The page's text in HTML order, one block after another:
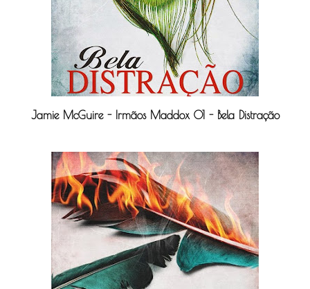
Jamie McGuire - Irmãos Maddox 01 - Bela Distração